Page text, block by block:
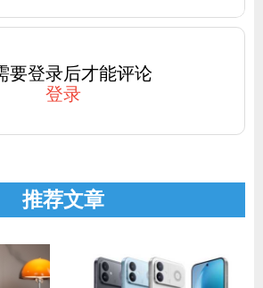
要登录后才能评论
登录
推荐文章